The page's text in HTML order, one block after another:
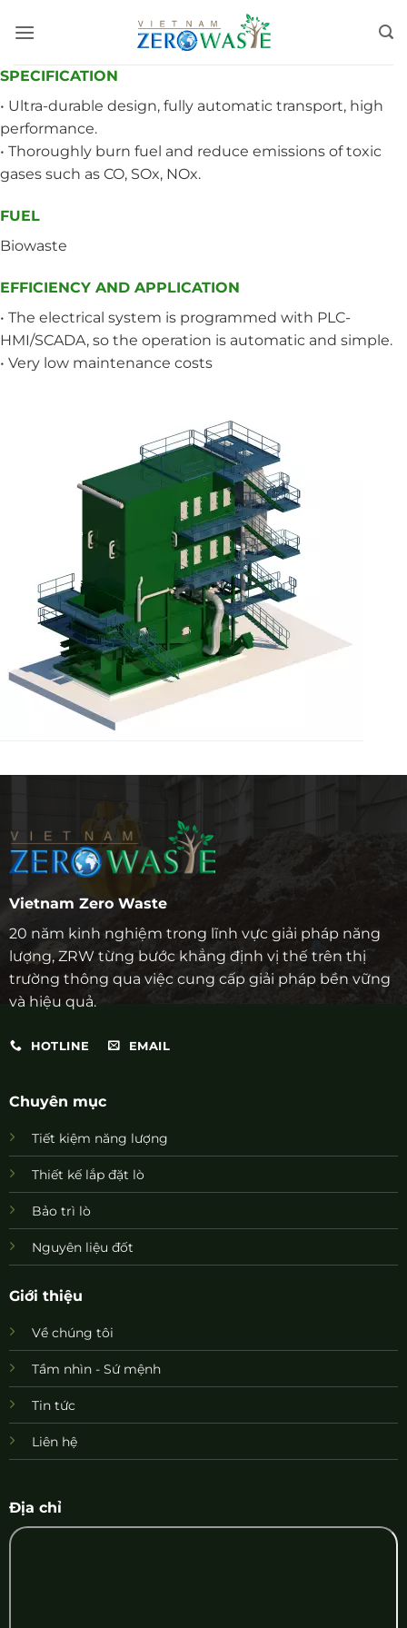
SPECIFICATION
• Ultra-durable design, fully automatic transport, high
performance.
• Thoroughly burn fuel and reduce emissions of toxic
gases such as CO, SOx, NOx.
FUEL
Biowaste
EFFICIENCY AND APPLICATION
• The electrical system is programmed with PLC-
HMI/SCADA, so the operation is automatic and simple.
• Very low maintenance costs
Vietnam Zero Waste
20 năm kinh nghiệm trong lĩnh vực giải pháp năng
lượng, ZRW từng bước khẳng định vị thế trên thị
trường thông qua việc cung cấp giải pháp bền vững
và hiệu quả.
HOTLINE EMAIL
Chuyên mục
Tiết kiệm năng lượng
Thiết kế lắp đặt lò
Bảo trì lò
Nguyên liệu đốt
Giới thiệu
Về chúng tôi
Tầm nhìn - Sứ mệnh
Tin tức
Liên hệ
Địa chỉ